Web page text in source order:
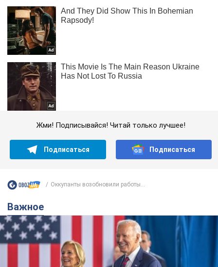
Жми! Подписывайся! Читай только лучшее!
Подписаться Подписаться
Оккупанты возобновили работы...
Важное